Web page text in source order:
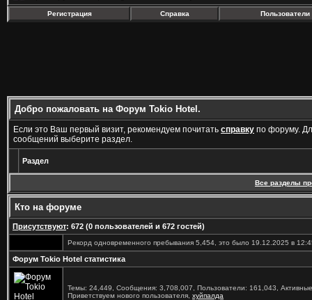
Регистрация Справка Пользователи
Добро пожаловать на Форум Tokio Hotel.
Если это Ваш первый визит, рекомендуем почитать справку по форуму.
сообщений выберите раздел.
Раздел
Все разделы
Кто на форуме
Присутствуют: 672 (0 пользователей и 672 гостей)
Рекорд одновременного пребывания 5,454, это было 19.12.2025 в
Форум Tokio Hotel статистика
Темы: 24,449, Сообщения: 3,708,007, Пользователи: 161,043,
Приветствуем нового пользователя, хуйпалда